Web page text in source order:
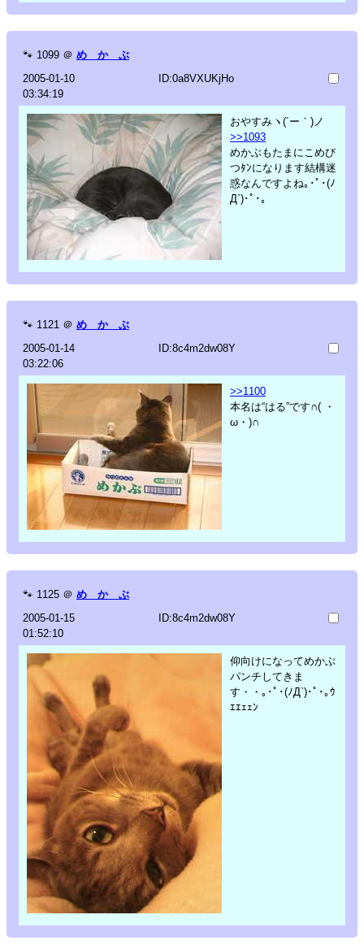
🐾 1099 ＠ め か ぶ
2005-01-10
03:34:19
ID:0a8VXUKjHo
おやすみヽ(´ー｀)ノ
>>1093
めかぶもたまにこめび
つﾀﾝになります結構迷
惑なんですよね｡･ﾟ･(ﾉ
Д`)･ﾟ･｡
🐾 1121 ＠ め か ぶ
2005-01-14
03:22:06
ID:8c4m2dw08Y
>>1100
本名は“はる”です∩( ・
ω・)∩
🐾 1125 ＠ め か ぶ
2005-01-15
01:52:10
ID:8c4m2dw08Y
仰向けになってめかぶ
パンチしてきま
す・・｡･ﾟ･(ﾉД`)･ﾟ･｡ｳ
ｴｴｪｪﾝ